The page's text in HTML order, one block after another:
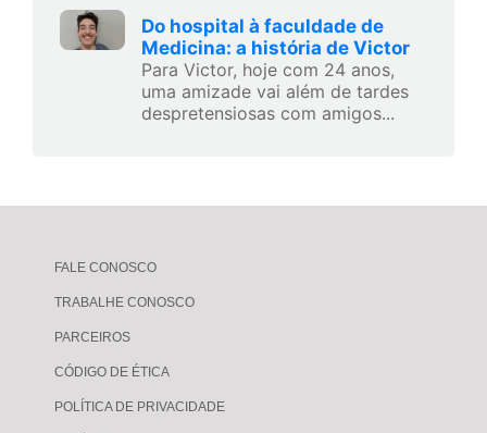
Do hospital à faculdade de
Medicina: a história de Victor
Para Victor, hoje com 24 anos,
uma amizade vai além de tardes
despretensiosas com amigos...
FALE CONOSCO
TRABALHE CONOSCO
PARCEIROS
CÓDIGO DE ÉTICA
POLÍTICA DE PRIVACIDADE